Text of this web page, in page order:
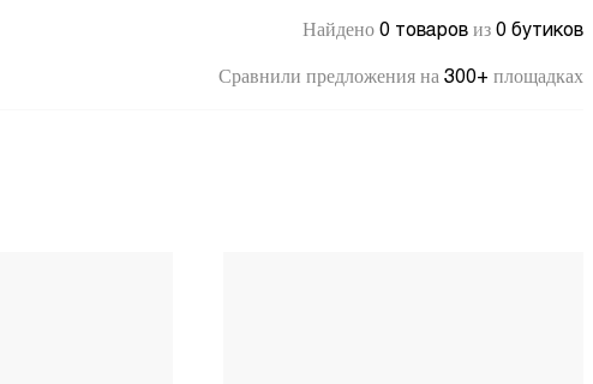
Найдено 0 товаров из 0 бутиков
Сравнили предложения на 300+ площадках